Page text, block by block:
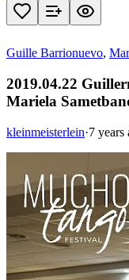
Guille Barrionuevo,
2019.04.22
Mariela
kleinmeisterlein·7 years